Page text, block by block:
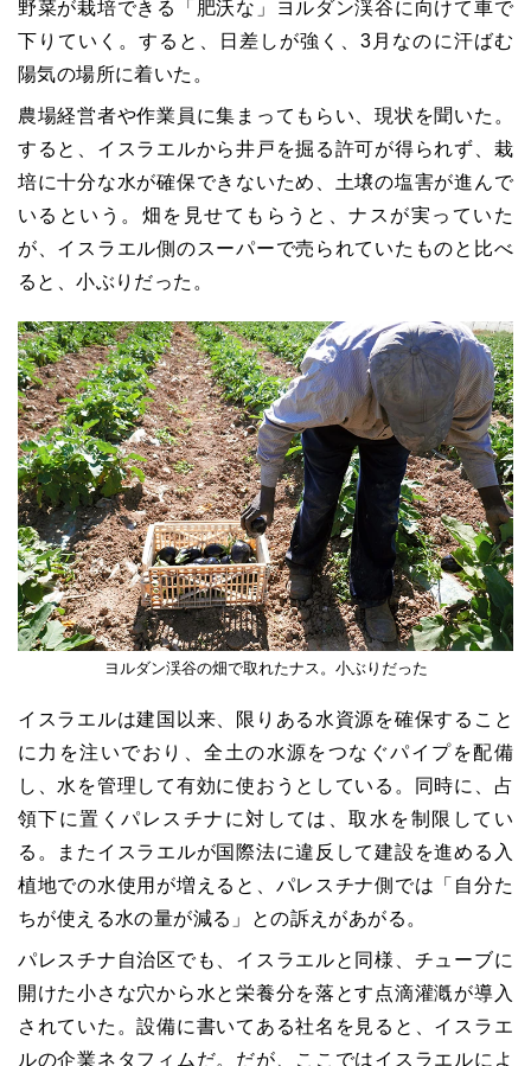
野菜が栽培できる「肥沃な」ヨルダン渓谷に向けて車で
下りていく。すると、日差しが強く、3月なのに汗ばむ
陽気の場所に着いた。
農場経営者や作業員に集まってもらい、現状を聞いた。
すると、イスラエルから井戸を掘る許可が得られず、栽
培に十分な水が確保できないため、土壌の塩害が進んで
いるという。畑を見せてもらうと、ナスが実っていた
が、イスラエル側のスーパーで売られていたものと比べ
ると、小ぶりだった。
ヨルダン渓谷の畑で取れたナス。小ぶりだった
イスラエルは建国以来、限りある水資源を確保すること
に力を注いでおり、全土の水源をつなぐパイプを配備
し、水を管理して有効に使おうとしている。同時に、占
領下に置くパレスチナに対しては、取水を制限してい
る。またイスラエルが国際法に違反して建設を進める入
植地での水使用が増えると、パレスチナ側では「自分た
ちが使える水の量が減る」との訴えがあがる。
パレスチナ自治区でも、イスラエルと同様、チューブに
開けた小さな穴から水と栄養分を落とす点滴灌漑が導入
されていた。設備に書いてある社名を見ると、イスラエ
ルの企業ネタフィムだ。だが、ここではイスラエルによ